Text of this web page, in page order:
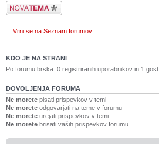
Napiši novo temo
Vrni se na Seznam forumov
KDO JE NA STRANI
Po forumu brska: 0 registriranih uporabnikov in 1 gost
DOVOLJENJA FORUMA
Ne morete pisati prispevkov v temi
Ne morete odgovarjati na teme v forumu
Ne morete urejati prispevkov v temi
Ne morete brisati vaših prispevkov forumu